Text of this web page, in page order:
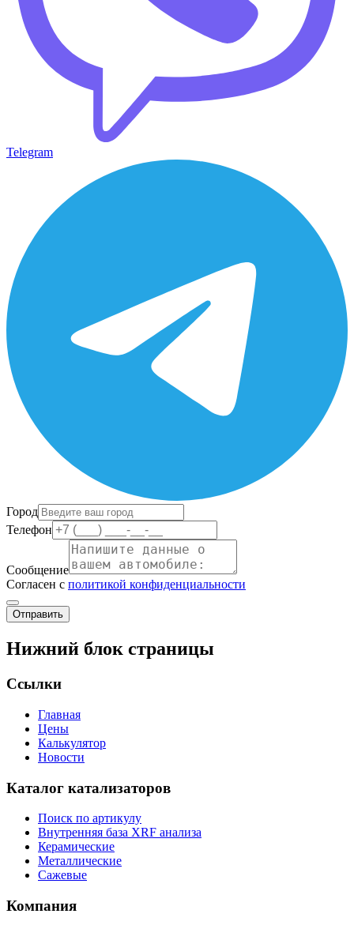
Telegram
Город
Телефон
Сообщение
Согласен с политикой конфиденциальности
Отправить
Нижний блок страницы
Ссылки
Главная
Цены
Калькулятор
Новости
Каталог катализаторов
Поиск по артикулу
Внутренняя база XRF анализа
Керамические
Металлические
Сажевые
Компания